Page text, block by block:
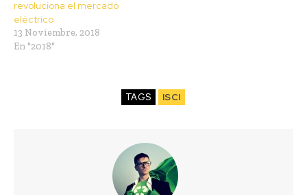
revoluciona el mercado
eléctrico
13 Noviembre, 2018
En "2018"
TAGS ISCI